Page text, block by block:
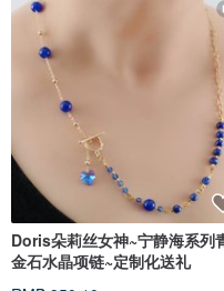
Doris朵莉丝女神~宁静海系列
金石水晶项链~定制化送礼